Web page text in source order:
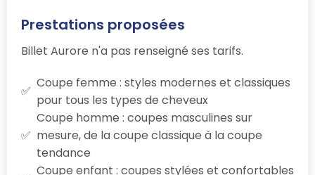
Prestations proposées
Billet Aurore n'a pas renseigné ses tarifs.
Coupe femme : styles modernes et classiques
pour tous les types de cheveux
Coupe homme : coupes masculines sur
mesure, de la coupe classique à la coupe
tendance
Coupe enfant : coupes stylées et confortables